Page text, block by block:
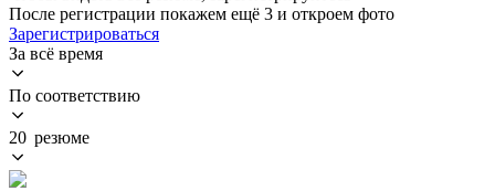
После регистрации покажем ещё 3 и откроем фото
Зарегистрироваться
За всё время
По соответствию
20 резюме